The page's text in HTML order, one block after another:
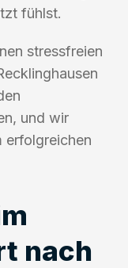
fühlst.
stressfreien
und wir
erfolgreichen
nach